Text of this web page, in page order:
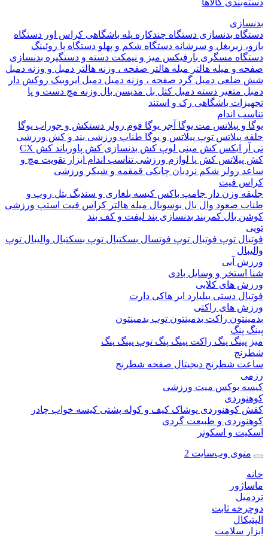
کالاها
بدنسازیدستگاه چندکارهپله باشگاهیکراس اوردستگاه
زیربغل و سرشانه دستگاه شکم و پهلودستگاه پاروئینگ
مسگریبارفیکسمیز و نیمکتدسته و دستگیره بدنسازی
و میله هالتر میله هالتر صفحه ، وزنه هالتر دمبل و وزنه دمبل
دمبل گرد صفحه ، وزنه دمبل دمبل ایروبیک روکش دار
متغیردسته دمبل کتل بلمدیسن بالوزنه مچ دست و پا
باشگاهیرک و استند
اندام
و پیلاتسمت یوگاآجر یوگا فوم رولر دستکش و جوراب یوگا
پیلاتستوپ پیلاتس و یوگاطناب ورزشی بند و کش ورزشی
ایکس کش مینی لوپ کش بدنسازیکش پاورباندکش CX
کش پالوازم ورزشی تناسب اندام ابزار تقویت مچ و
رولر شکم نردبان چابکیقمقمه و شیکر ورزشی
فیت
وزن دارجامپ باکسکیسه بلغاری و سندبگبتل روپ و
صعودوال بال بوسوبالمیله هالتر کراس فیت استپ ورزشی
بالکمربند بدنسازیبند لیفت و کف بند
توپ فوتبالتوپ فوتسالبسکتبالتوپ بسکتبالوالیبال توپ
آبی
و وسایل بادی
های کلابی
دستیبیلیاردایر هاکیدارت
های راکتی
راکت بدمینتونتوپ بدمینتون
پنگ
پنگراکت پینگ پنگتوپ پینگ پنگ
شطرنج دیجیتالصفحه شطرنج
بوکسمیت ورزشی
کوهنوردیپوشاککیف و کوله پشتیکیسه خوابچادر
و طبیعت گردی
و اسکوتر
وب‌سایت 2
ثابت
سلامت